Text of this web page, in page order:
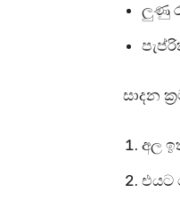
ලුණු
සාදන
අල
එයට